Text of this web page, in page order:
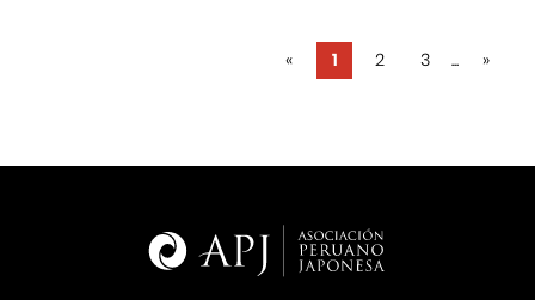
« 1 2 3 ... »